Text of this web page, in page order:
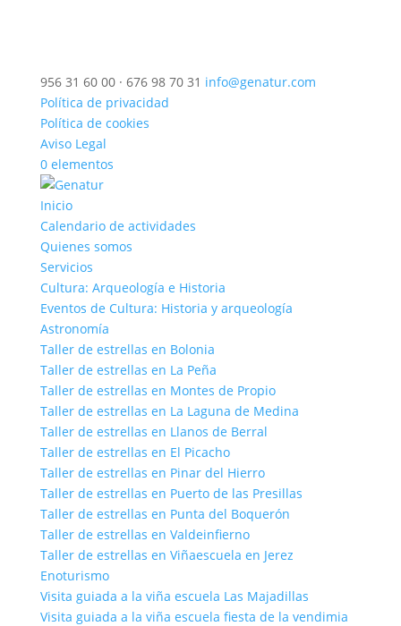
956 31 60 00 · 676 98 70 31 info@genatur.com
Política de privacidad
Política de cookies
Aviso Legal
0 elementos
Inicio
Calendario de actividades
Quienes somos
Servicios
Cultura: Arqueología e Historia
Eventos de Cultura: Historia y arqueología
Astronomía
Taller de estrellas en Bolonia
Taller de estrellas en La Peña
Taller de estrellas en Montes de Propio
Taller de estrellas en La Laguna de Medina
Taller de estrellas en Llanos de Berral
Taller de estrellas en El Picacho
Taller de estrellas en Pinar del Hierro
Taller de estrellas en Puerto de las Presillas
Taller de estrellas en Punta del Boquerón
Taller de estrellas en Valdeinfierno
Taller de estrellas en Viñaescuela en Jerez
Enoturismo
Visita guiada a la viña escuela Las Majadillas
Visita guiada a la viña escuela fiesta de la vendimia